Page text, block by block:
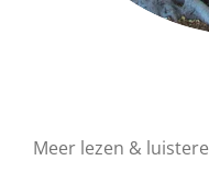
Meer lezen &